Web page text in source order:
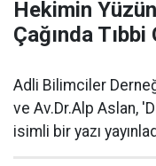
Hekimin
Çağında Tıbbi
Adli Bilimciler
ve Av.Dr.Alp Aslan,
isimli bir yazı